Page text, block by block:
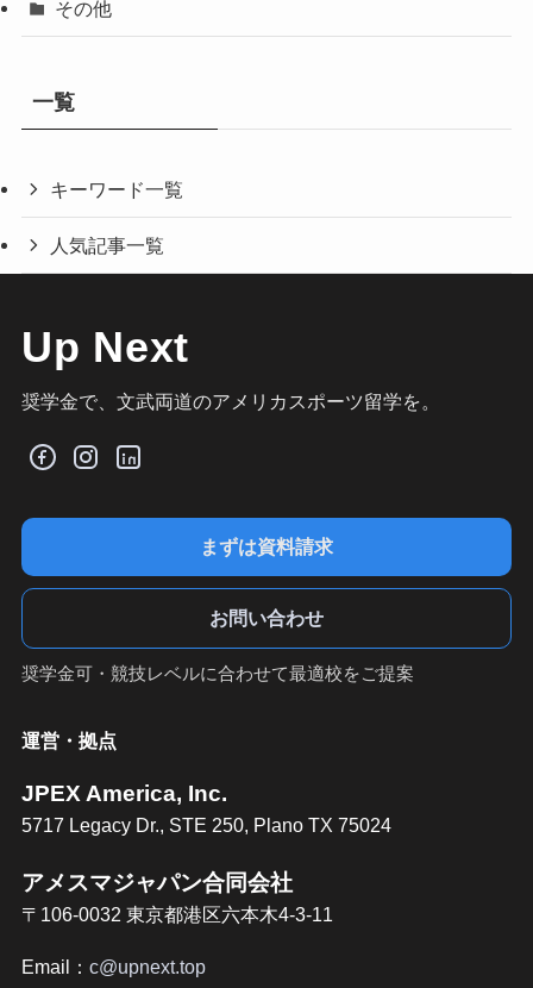
その他
一覧
キーワード一覧
人気記事一覧
Up Next
奨学金で、文武両道のアメリカスポーツ留学を。
まずは資料請求
お問い合わせ
奨学金可・競技レベルに合わせて最適校をご提案
運営・拠点
JPEX America, Inc.
5717 Legacy Dr., STE 250, Plano TX 75024
アメスマジャパン合同会社
〒106-0032 東京都港区六本木4-3-11
Email： c@upnext.top